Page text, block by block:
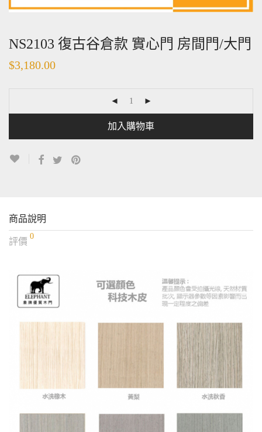
NS2103 復古谷倉款 實心門 房間門/大門
$3,180.00
加入購物車
商品說明
評價
0